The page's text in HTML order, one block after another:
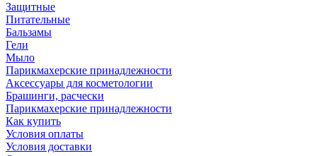
Защитные
Питательные
Бальзамы
Гели
Мыло
Парикмахерские принадлежности
Аксессуары для косметологии
Брашинги, расчески
Парикмахерские принадлежности
Как купить
Условия оплаты
Условия доставки